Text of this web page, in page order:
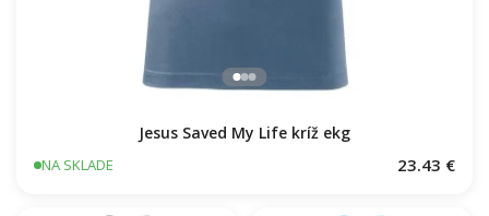
Jesus Saved My Life kríž ekg
NA SKLADE 23.43 €